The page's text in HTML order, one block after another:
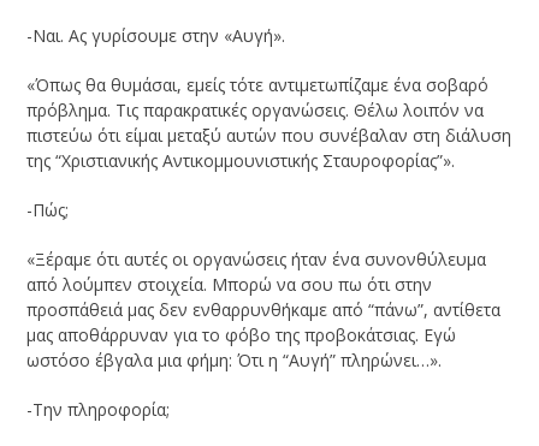
-Ναι. Ας γυρίσουμε στην «Αυγή».
«Όπως θα θυμάσαι, εμείς τότε αντιμετωπίζαμε ένα σοβαρό
πρόβλημα. Τις παρακρατικές οργανώσεις. Θέλω λοιπόν να
πιστεύω ότι είμαι μεταξύ αυτών που συνέβαλαν στη διάλυση
της “Χριστιανικής Αντικομμουνιστικής Σταυροφορίας”».
-Πώς;
«Ξέραμε ότι αυτές οι οργανώσεις ήταν ένα συνονθύλευμα
από λούμπεν στοιχεία. Μπορώ να σου πω ότι στην
προσπάθειά μας δεν ενθαρρυνθήκαμε από “πάνω”, αντίθετα
μας αποθάρρυναν για το φόβο της προβοκάτσιας. Εγώ
ωστόσο έβγαλα μια φήμη: Ότι η “Αυγή” πληρώνει…».
-Την πληροφορία;